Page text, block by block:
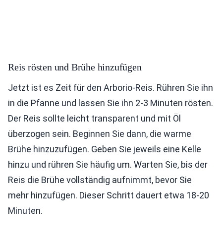
Reis rösten und Brühe hinzufügen
Jetzt ist es Zeit für den Arborio-Reis. Rühren Sie ihn
in die Pfanne und lassen Sie ihn 2-3 Minuten rösten.
Der Reis sollte leicht transparent und mit Öl
überzogen sein. Beginnen Sie dann, die warme
Brühe hinzuzufügen. Geben Sie jeweils eine Kelle
hinzu und rühren Sie häufig um. Warten Sie, bis der
Reis die Brühe vollständig aufnimmt, bevor Sie
mehr hinzufügen. Dieser Schritt dauert etwa 18-20
Minuten.